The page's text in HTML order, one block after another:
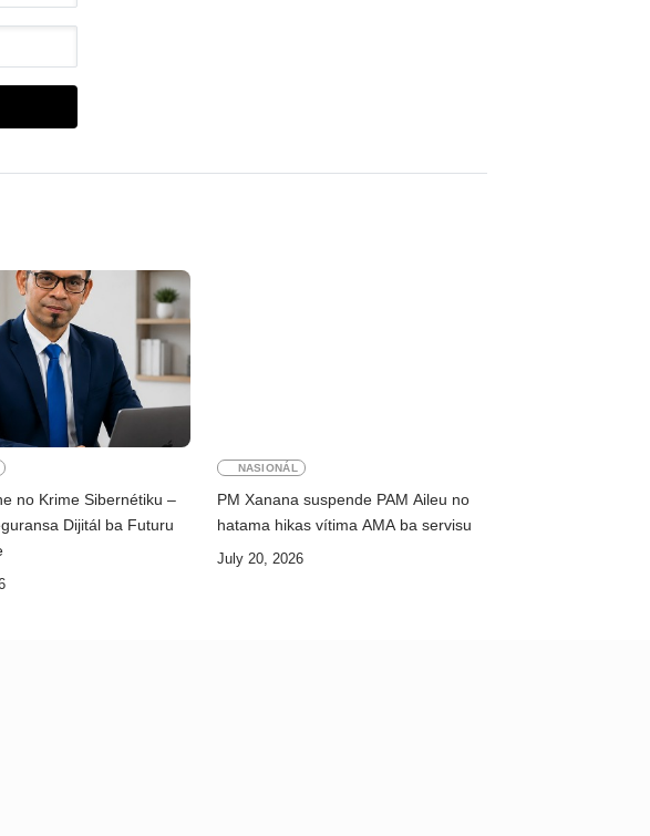
no Krime Sibernétiku –
Dijitál ba Futuru
NASIONÁL
PM Xanana suspende PAM Aileu no
hatama hikas vítima AMA ba servisu
July 20, 2026